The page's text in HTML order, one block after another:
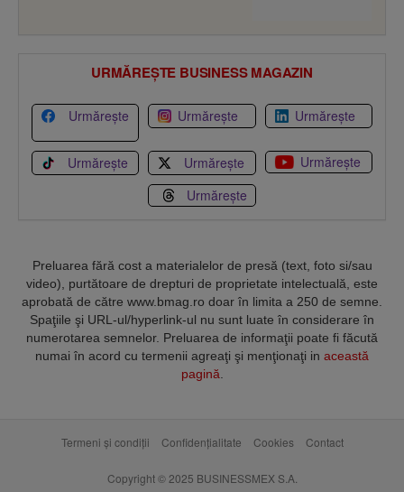
URMĂREȘTE BUSINESS MAGAZIN
Urmărește Urmărește Urmărește
Urmărește Urmărește
Urmărește
Urmărește
Preluarea fără cost a materialelor de presă (text, foto si/sau
video), purtătoare de drepturi de proprietate intelectuală, este
aprobată de către www.bmag.ro doar în limita a 250 de semne.
Spaţiile şi URL-ul/hyperlink-ul nu sunt luate în considerare în
numerotarea semnelor. Preluarea de informaţii poate fi făcută
numai în acord cu termenii agreaţi şi menţionaţi in această
pagină
Termeni și condiții Confidențialitate Cookies Contact
Copyright © 2025 BUSINESSMEX S.A.